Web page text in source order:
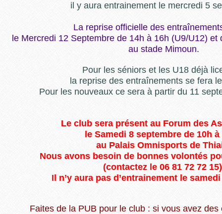
il y aura entrainement le mercredi 5
La reprise officielle des
le Mercredi 12 Septembre de 14h à 16h (U9/U12) et
au stade Mimoun.
Pour les séniors et les U18 déjà
la reprise des entraînements se fera
Pour les nouveaux ce sera à partir du 11
Le club sera présent au Forum des
le Samedi 8 septembre de 10h
au Palais Omnisports de
Nous avons besoin de bonnes volontés
(contactez le 06 81 72 72
Il n’y aura pas d’entrainement le
Faites de la PUB pour le club : si vous avez